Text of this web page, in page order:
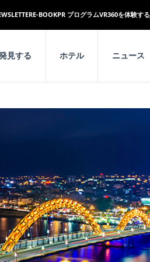
E-BOOKPR プログラムVR360を体験する
見する ホテル ニュース